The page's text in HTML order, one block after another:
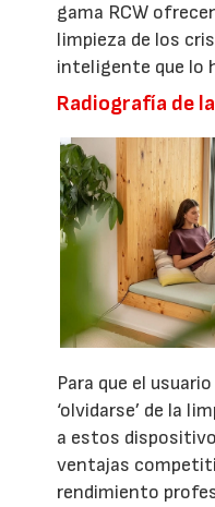
gama RCW
limpieza de los
inteligente que lo
Radiografía de
Para que el
‘olvidarse’ de la
a estos
ventajas
rendimiento